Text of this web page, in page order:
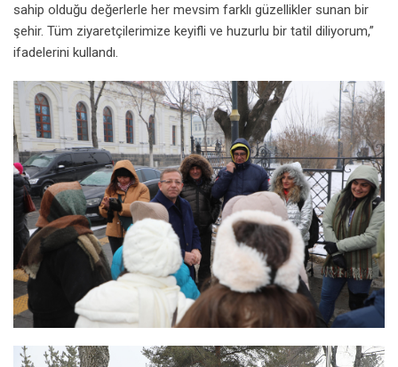
sahip olduğu değerlerle her mevsim farklı güzellikler sunan bir
şehir. Tüm ziyaretçilerimize keyifli ve huzurlu bir tatil diliyorum,”
ifadelerini kullandı.